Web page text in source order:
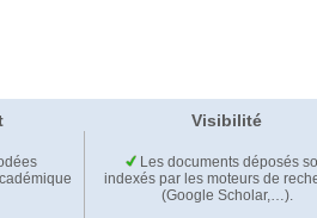
Visibilité
Les documents déposés
indexés par les moteurs de
(Google Scholar,…).